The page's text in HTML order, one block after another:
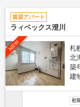
賃貸アパート
ラィベックス澄川
NEW
札
北
築
建
初